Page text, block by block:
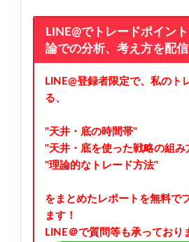
LINE@でトレードポイン
論での分析、考え方を配信
LINE@登録者限定で、私のト
る、
"天井・底の時間帯"
"天井・底を使った戦略の組み
"理論的なトレード方法"
をまとめたレポートを無料で
ます！
LINE＠で質問等も承っており